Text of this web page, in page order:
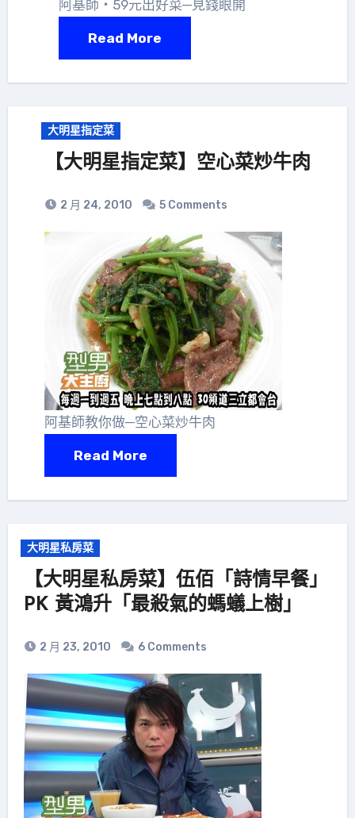
阿基師‧59元出好菜─見錢眼開
Read More
大明星指定菜
【大明星指定菜】空心菜炒牛肉
2 月 24, 2010 5 Comments
阿基師教你做─空心菜炒牛肉
Read More
大明星私房菜
【大明星私房菜】伍佰「詩情早餐」
PK 黃鴻升「最殺氣的螞蟻上樹」
2 月 23, 2010 6 Comments